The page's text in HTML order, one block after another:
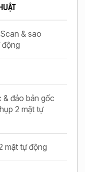
& sao
& đảo bản gốc
2 mặt tự
mặt tự động